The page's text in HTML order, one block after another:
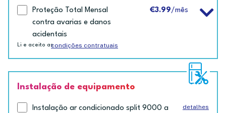
Proteção Total Mensal
contra avarias e danos
acidentais
€3.99/mês
Li e aceito ascondições contratuais
Instalação de equipamento
Instalação ar condicionado split 9000 a
detalhes